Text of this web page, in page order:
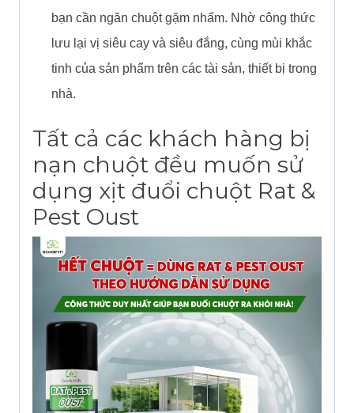
bạn cần ngăn chuột gặm nhấm. Nhờ công thức
lưu lại vị siêu cay và siêu đắng, cùng mùi khắc
tinh của sản phẩm trên các tài sản, thiết bị trong
nhà.
Tất cả các khách hàng bị
nạn chuột đều muốn sử
dụng xịt đuổi chuột Rat &
Pest Oust